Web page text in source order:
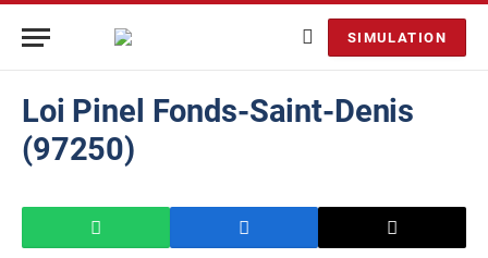
SIMULATION
Loi Pinel Fonds-Saint-Denis
(97250)